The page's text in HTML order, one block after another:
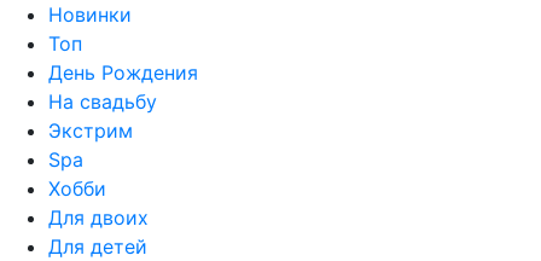
Новинки
Топ
День Рождения
На свадьбу
Экстрим
Spa
Хобби
Для двоих
Для детей